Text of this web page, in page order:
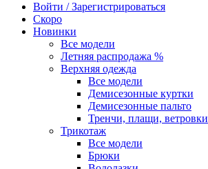
Войти / Зарегистрироваться
Скоро
Новинки
Все модели
Летняя распродажа %
Верхняя одежда
Все модели
Демисезонные куртки
Демисезонные пальто
Тренчи, плащи, ветровки
Трикотаж
Все модели
Брюки